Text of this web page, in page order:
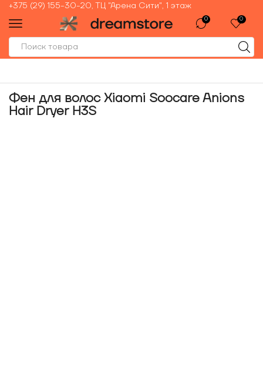
+375 (29) 155-30-20, ТЦ "Арена Сити", 1 этаж
0 0
Фен для волос Xiaomi Soocare Anions
Hair Dryer H3S